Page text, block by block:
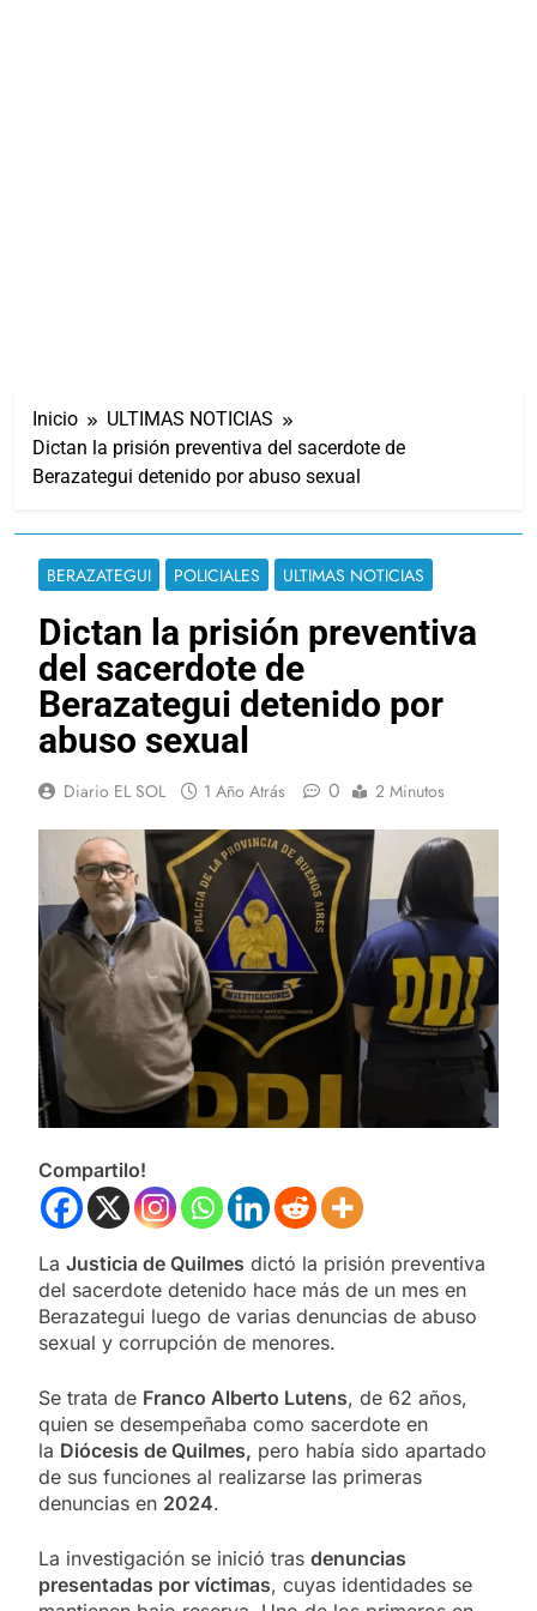
Inicio
ULTIMAS NOTICIAS
Dictan la prisión preventiva del sacerdote de
Berazategui detenido por abuso sexual
BERAZATEGUI POLICIALES ULTIMAS NOTICIAS
Dictan la prisión preventiva
del sacerdote de
Berazategui detenido por
abuso sexual
Diario EL SOL 1 Año Atrás 0 2 Minutos
Compartilo!
La Justicia de Quilmes dictó la prisión preventiva
del sacerdote detenido hace más de un mes en
Berazategui luego de varias denuncias de abuso
sexual y corrupción de menores.
Se trata de Franco Alberto Lutens, de 62 años,
quien se desempeñaba como sacerdote en
la Diócesis de Quilmes, pero había sido apartado
de sus funciones al realizarse las primeras
denuncias en 2024.
La investigación se inició tras denuncias
presentadas por víctimas, cuyas identidades se